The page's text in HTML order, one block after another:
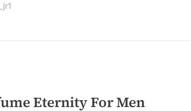
Eternity For Men